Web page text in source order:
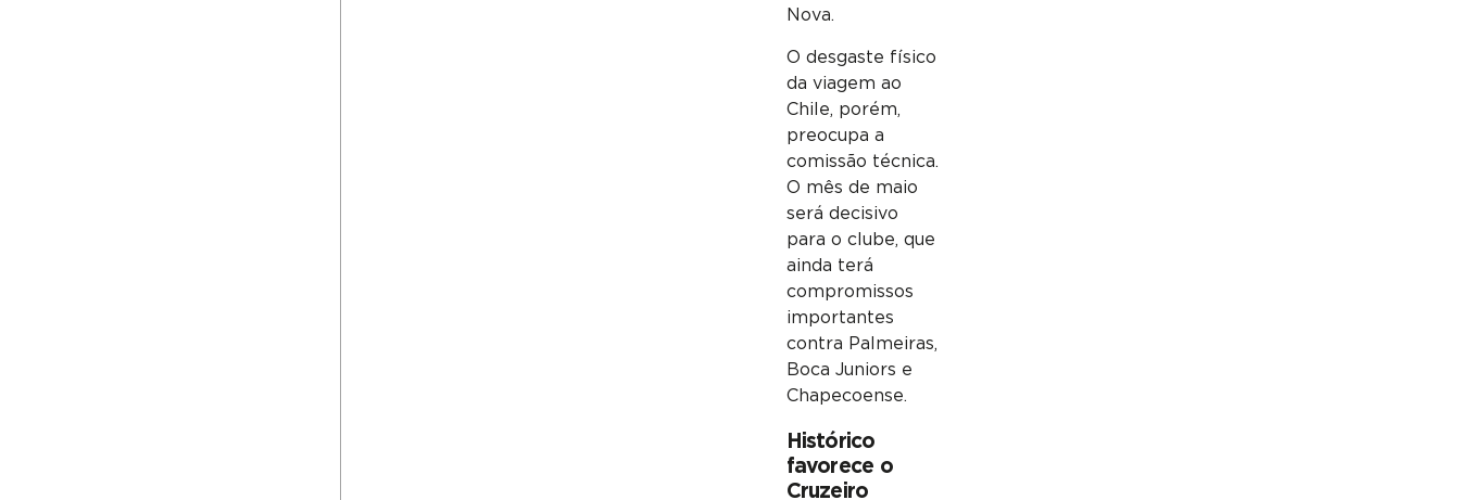
Nova.
O desgaste físico
da viagem ao
Chile, porém,
preocupa a
comissão técnica.
O mês de maio
será decisivo
para o clube, que
ainda terá
compromissos
importantes
contra Palmeiras,
Boca Juniors e
Chapecoense.
Histórico
favorece o
Cruzeiro